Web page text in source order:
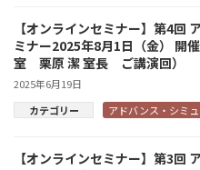
【オンラインセミナー】第4回
ミナー2025年8月1日（金） 開
室 栗原 潔 室長 ご講演回）
2025年6月19日
カテゴリー
アドバンス・シミ
【オンラインセミナー】第3回